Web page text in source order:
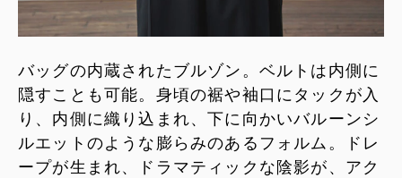
バッグの内蔵されたブルゾン。ベルトは内側に
隠すことも可能。身頃の裾や袖口にタックが入
り、内側に織り込まれ、下に向かいバルーンシ
ルエットのような膨らみのあるフォルム。ドレ
ープが生まれ、ドラマティックな陰影が、アク